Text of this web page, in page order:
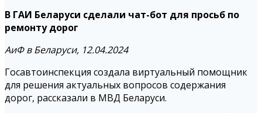
В ГАИ Беларуси сделали чат-бот для просьб по
ремонту дорог
АиФ в Беларуси, 12.04.2024
Госавтоинспекция создала виртуальный помощник
для решения актуальных вопросов содержания
дорог, рассказали в МВД Беларуси.